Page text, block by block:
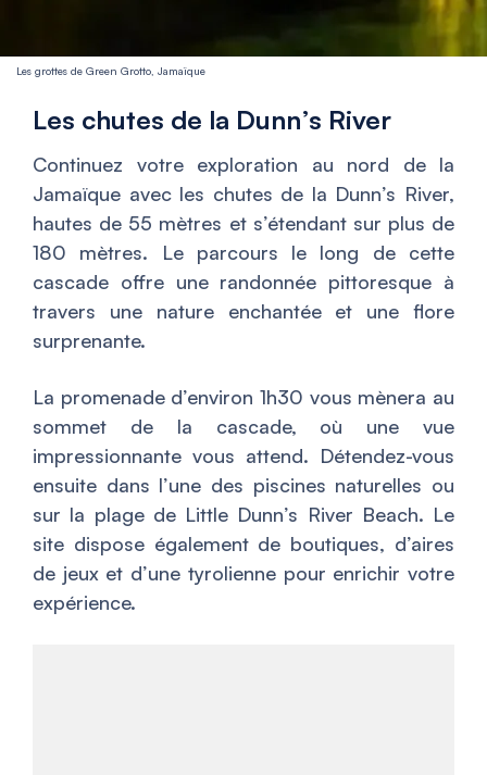
Les grottes de Green Grotto, Jamaïque
Les chutes de la Dunn’s River
Continuez votre exploration au nord de la
Jamaïque avec les chutes de la Dunn’s River,
hautes de 55 mètres et s’étendant sur plus de
180 mètres. Le parcours le long de cette
cascade offre une randonnée pittoresque à
travers une nature enchantée et une flore
surprenante.
La promenade d’environ 1h30 vous mènera au
sommet de la cascade, où une vue
impressionnante vous attend. Détendez-vous
ensuite dans l’une des piscines naturelles ou
sur la plage de Little Dunn’s River Beach. Le
site dispose également de boutiques, d’aires
de jeux et d’une tyrolienne pour enrichir votre
expérience.